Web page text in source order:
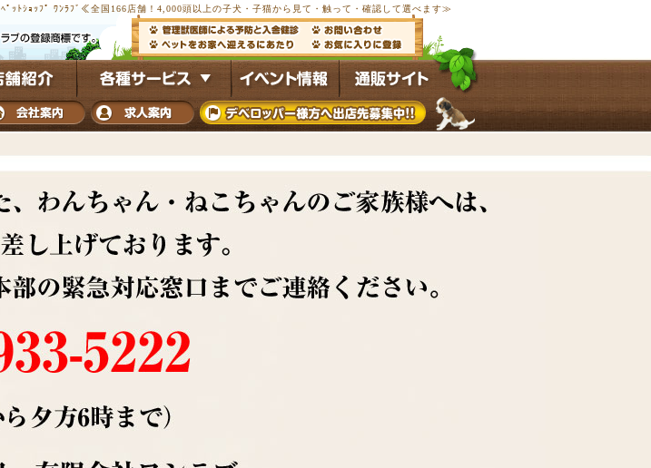
ﾍﾟｯﾄｼｮｯﾌﾟ ﾜﾝﾗﾌﾞ≪全国166店舗！4,000頭以上の子犬・子猫から見て・触って・確認して選べます≫